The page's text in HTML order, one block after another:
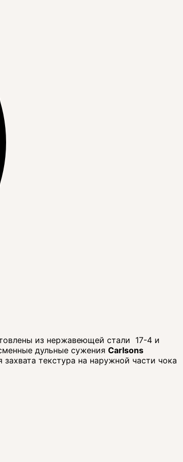
из нержавеющей стали 17-4 и
дульные сужения Carlsons
текстура на наружной части чока